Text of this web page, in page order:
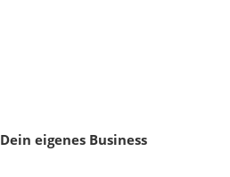
Dein eigenes Business